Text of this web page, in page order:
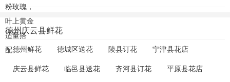
德州庆云县鲜花
德州鲜花 德城区送花 陵县订花 宁津县花店
庆云县鲜花 临邑县送花 齐河县订花 平原县花店